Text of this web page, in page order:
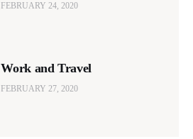
FEBRUARY 24, 2020
Work and Travel
FEBRUARY 27, 2020